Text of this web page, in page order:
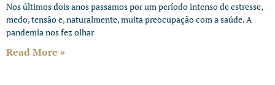
Nos últimos dois anos passamos por um período intenso de estresse,
medo, tensão e, naturalmente, muita preocupação com a saúde. A
pandemia nos fez olhar
Read More »